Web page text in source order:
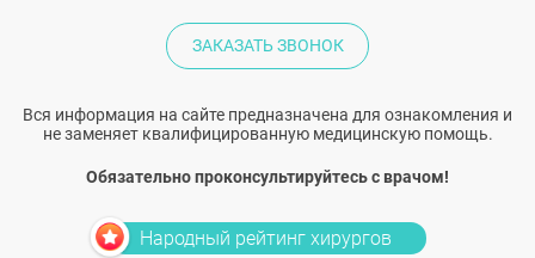
ЗАКАЗАТЬ ЗВОНОК
Вся информация на сайте предназначена для ознакомления и
не заменяет квалифицированную медицинскую помощь.
Обязательно проконсультируйтесь с врачом!
Народный рейтинг хирургов